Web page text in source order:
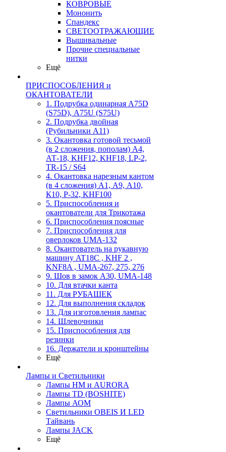
КОВРОВЫЕ
Мононить
Спандекс
СВЕТООТРАЖАЮЩИЕ
Вышивальные
Прочие специальные
нитки
Ещё
ПРИСПОСОБЛЕНИЯ и
ОКАНТОВАТЕЛИ
1. Подрубка одинарная А75D
(S75D), А75U (S75U)
2. Подрубка двойная
(Рубильники А11)
3. Окантовка готовой тесьмой
(в 2 сложения, пополам) А4,
АТ-18, KHF12, KHF18, LP-2,
TR-15 / S64
4. Окантовка нарезным кантом
(в 4 сложения) А1, А9, А10,
К10, Р-32, KHF100
5. Приспособления и
окантователи для Трикотажа
6. Приспособления поясные
7. Приспособления для
оверлоков UMA-132
8. Окантователь на рукавную
машину AT18C , KHF 2 ,
KNF8A , UMA-267, 275, 276
9. Шов в замок А30, UMA-148
10. Для втачки канта
11. Для РУБАШЕК
12. Для выполнения складок
13. Для изготовления лампас
14. Шлевочники
15. Приспособления для
резинки
16. Держатели и кронштейны
Ещё
Лампы и Светильники
Лампы HM и AURORA
Лампы TD (BOSHITE)
Лампы АОМ
Светильники OBEIS И LED
Тайвань
Лампы JACK
Ещё